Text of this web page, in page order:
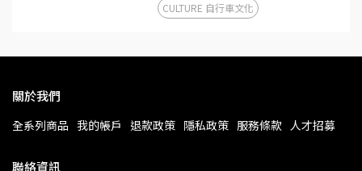
CULTURE 自行車文化
關於我們
全系列商品 我的帳戶 退款政策 隱私政策 服務條款 人才招募
聯絡資訊